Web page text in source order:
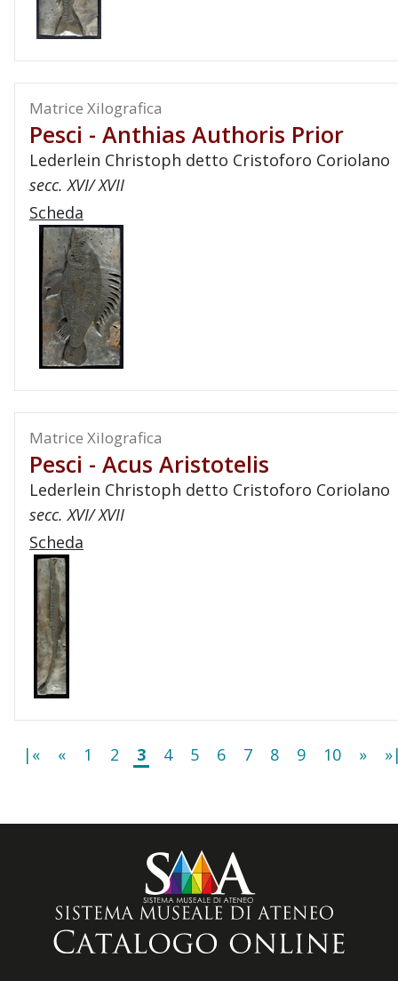
Matrice Xilografica
Pesci - Anthias Authoris Prior
Lederlein Christoph detto Cristoforo Coriolano
secc. XVI/ XVII
Scheda
Matrice Xilografica
Pesci - Acus Aristotelis
Lederlein Christoph detto Cristoforo Coriolano
secc. XVI/ XVII
Scheda
|« « 1 2 3 4 5 6 7 8 9 10 »